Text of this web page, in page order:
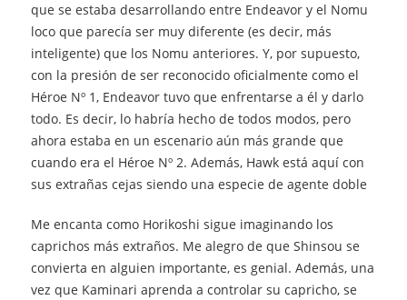
que se estaba desarrollando entre Endeavor y el Nomu
loco que parecía ser muy diferente (es decir, más
inteligente) que los Nomu anteriores. Y, por supuesto,
con la presión de ser reconocido oficialmente como el
Héroe Nº 1, Endeavor tuvo que enfrentarse a él y darlo
todo. Es decir, lo habría hecho de todos modos, pero
ahora estaba en un escenario aún más grande que
cuando era el Héroe Nº 2. Además, Hawk está aquí con
sus extrañas cejas siendo una especie de agente doble
Me encanta como Horikoshi sigue imaginando los
caprichos más extraños. Me alegro de que Shinsou se
convierta en alguien importante, es genial. Además, una
vez que Kaminari aprenda a controlar su capricho, se